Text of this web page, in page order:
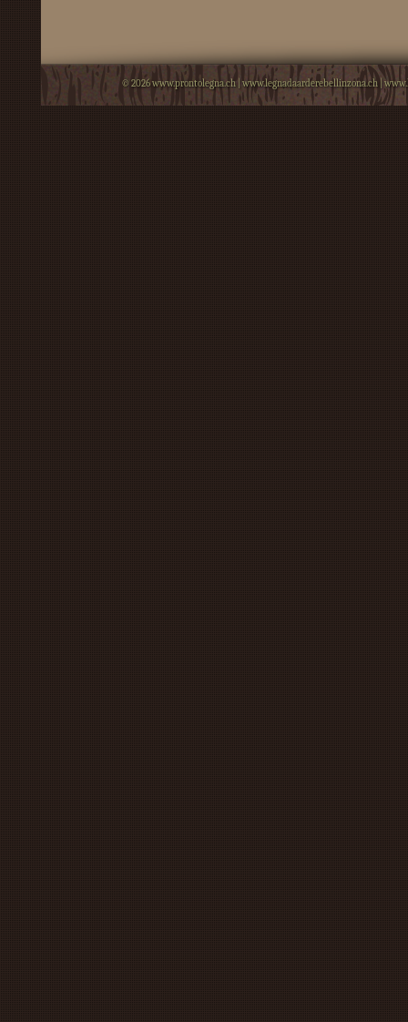
© 2026www.prontolegna.ch| www.legnadaarderebellinzona.ch|